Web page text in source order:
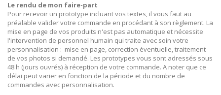
Le rendu de mon faire-part
Pour recevoir un prototype incluant vos textes, il vous faut au
préalable valider votre commande en procédant à son règlement. La
mise en page de vos produits n'est pas automatique et nécessite
l'intervention de personnel humain qui traite avec soin votre
personnalisation : mise en page, correction éventuelle, traitement
de vos photos si demandé. Les prototypes vous sont adressés sous
48 h (jours ouvrés) à réception de votre commande. A noter que ce
délai peut varier en fonction de la période et du nombre de
commandes avec personnalisation.